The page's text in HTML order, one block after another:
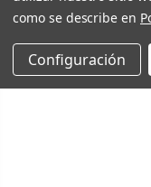
como se describe en
Configuración